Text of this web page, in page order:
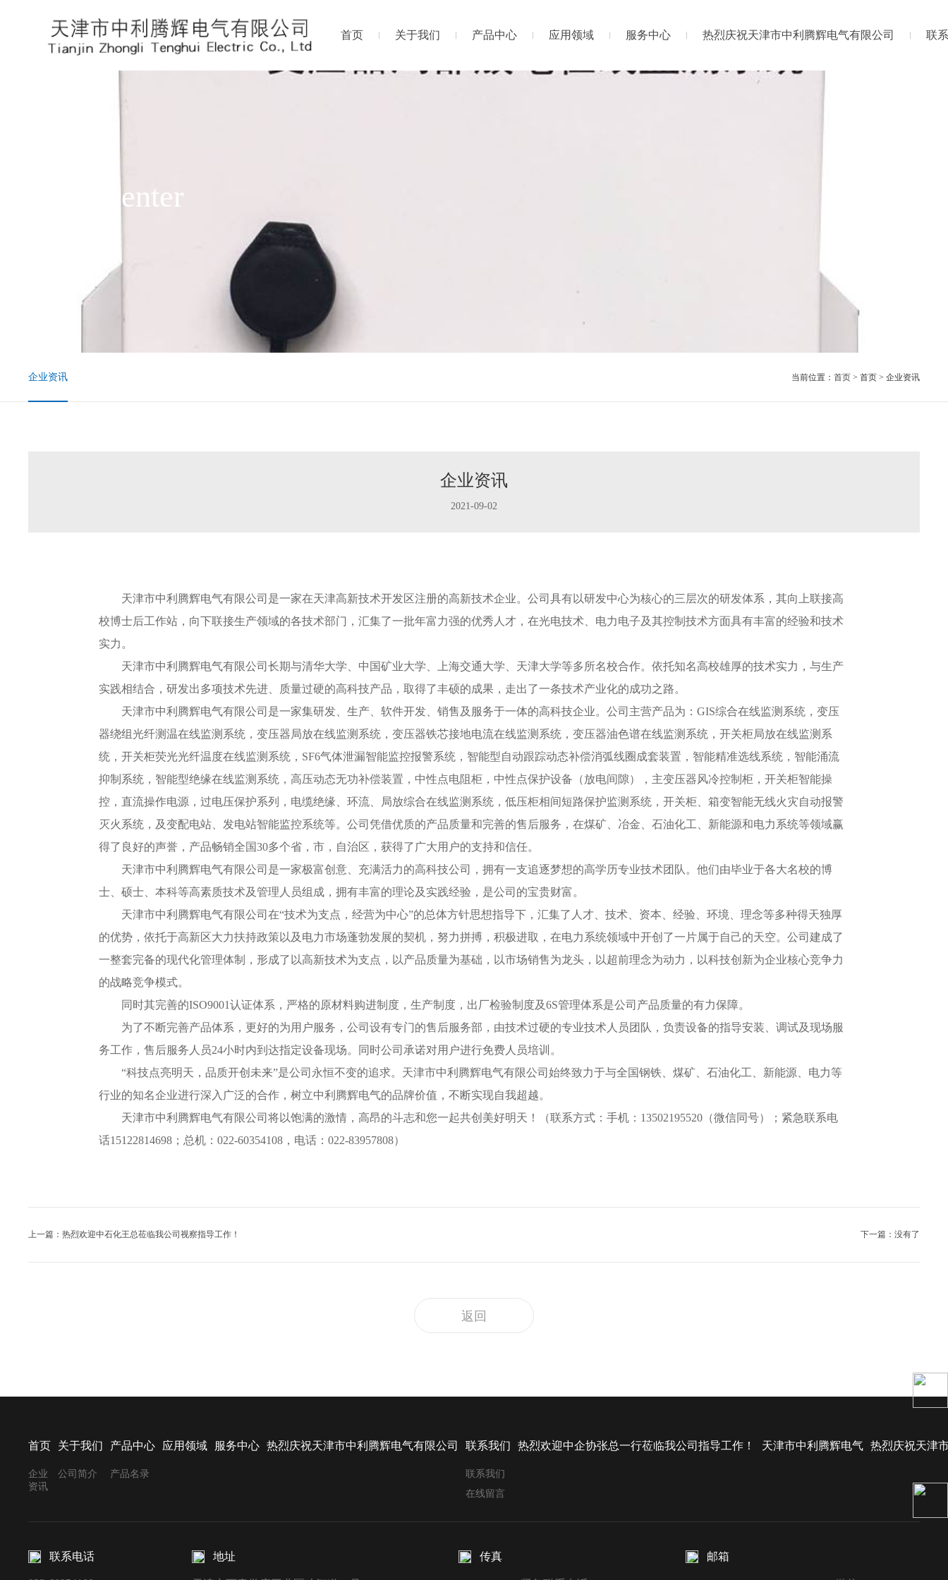
首页 关于我们 产品中心 应用领域 服务中心 热烈庆祝天津市中利腾辉电气有限公司 联
News center
企业资讯 当前位置： 首页> 首页 > 企业资讯
企业资讯
2021-09-02
天津市中利腾辉电气有限公司是一家在天津高新技术开发区注册的高新技术企业。公司具有以研发中心为核心的三层次的研发体系，其向上联接高
校博士后工作站，向下联接生产领域的各技术部门，汇集了一批年富力强的优秀人才，在光电技术、电力电子及其控制技术方面具有丰富的经验和技术
实力。
天津市中利腾辉电气有限公司长期与清华大学、中国矿业大学、上海交通大学、天津大学等多所名校合作。依托知名高校雄厚的技术实力，与生产
实践相结合，研发出多项技术先进、质量过硬的高科技产品，取得了丰硕的成果，走出了一条技术产业化的成功之路。
天津市中利腾辉电气有限公司是一家集研发、生产、软件开发、销售及服务于一体的高科技企业。公司主营产品为：GIS综合在线监测系统，变压
器绕组光纤测温在线监测系统，变压器局放在线监测系统，变压器铁芯接地电流在线监测系统，变压器油色谱在线监测系统，开关柜局放在线监测系
统，开关柜荧光光纤温度在线监测系统，SF6气体泄漏智能监控报警系统，智能型自动跟踪动态补偿消弧线圈成套装置，智能精准选线系统，智能涌流
抑制系统，智能型绝缘在线监测系统，高压动态无功补偿装置，中性点电阻柜，中性点保护设备（放电间隙），主变压器风冷控制柜，开关柜智能操
控，直流操作电源，过电压保护系列，电缆绝缘、环流、局放综合在线监测系统，低压柜相间短路保护监测系统，开关柜、箱变智能无线火灾自动报警
灭火系统，及变配电站、发电站智能监控系统等。公司凭借优质的产品质量和完善的售后服务，在煤矿、冶金、石油化工、新能源和电力系统等领域赢
得了良好的声誉，产品畅销全国30多个省，市，自治区，获得了广大用户的支持和信任。
天津市中利腾辉电气有限公司是一家极富创意、充满活力的高科技公司，拥有一支追逐梦想的高学历专业技术团队。他们由毕业于各大名校的博
士、硕士、本科等高素质技术及管理人员组成，拥有丰富的理论及实践经验，是公司的宝贵财富。
天津市中利腾辉电气有限公司在“技术为支点，经营为中心”的总体方针思想指导下，汇集了人才、技术、资本、经验、环境、理念等多种得天独厚
的优势，依托于高新区大力扶持政策以及电力市场蓬勃发展的契机，努力拼搏，积极进取，在电力系统领域中开创了一片属于自己的天空。公司建成了
一整套完备的现代化管理体制，形成了以高新技术为支点，以产品质量为基础，以市场销售为龙头，以超前理念为动力，以科技创新为企业核心竞争力
的战略竞争模式。
同时其完善的ISO9001认证体系，严格的原材料购进制度，生产制度，出厂检验制度及6S管理体系是公司产品质量的有力保障。
为了不断完善产品体系，更好的为用户服务，公司设有专门的售后服务部，由技术过硬的专业技术人员团队，负责设备的指导安装、调试及现场服
务工作，售后服务人员24小时内到达指定设备现场。同时公司承诺对用户进行免费人员培训。
“科技点亮明天，品质开创未来”是公司永恒不变的追求。天津市中利腾辉电气有限公司始终致力于与全国钢铁、煤矿、石油化工、新能源、电力等
行业的知名企业进行深入广泛的合作，树立中利腾辉电气的品牌价值，不断实现自我超越。
天津市中利腾辉电气有限公司将以饱满的激情，高昂的斗志和您一起共创美好明天！（联系方式：手机：13502195520（微信同号）；紧急联系电
话15122814698；总机：022-60354108，电话：022-83957808）
上一篇：热烈欢迎中石化王总莅临我公司视察指导工作！ 下一篇：没有了
返回
首页
企业
资讯
关于我们
公司简介
产品中心
产品名录
应用领域 服务中心 热烈庆祝天津市中利腾辉电气有限公司 联系我们
联系我们
在线留言
热烈欢迎中企协张总一行莅临我公司指导工作！ 天津市中利腾辉电气 热烈庆祝天津
联系电话 地址 传真 邮箱